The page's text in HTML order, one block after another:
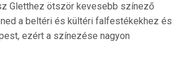
Gletthez ötször kevesebb színező
a beltéri és kültéri falfestékekhez és
ezért a színezése nagyon